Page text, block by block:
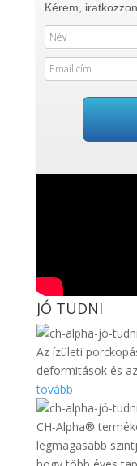
Kérem,
JÓ TUDNI
Az ízületi
deformitások és
tovább
CH-Alpha®
legmagasabb